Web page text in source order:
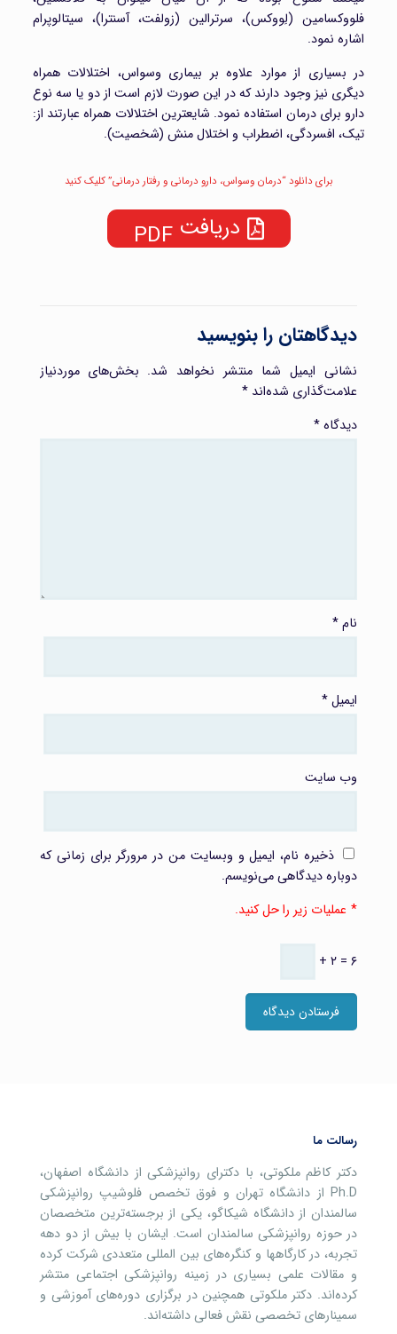
فلووکسامین (لِووکس)، سرترالین (زولفت، آسنترا)، سیتالوپرام
اشاره نمود.
در بسیاری از موارد علاوه بر بیماری وسواس، اختلالات همراه
دیگری نیز وجود دارند که در این صورت لازم است از دو یا سه نوع
دارو برای درمان استفاده نمود. شایعترین اختلالات همراه عبارتند از:
تیک، افسردگی، اضطراب و اختلال منش (شخصیت).
برای دانلود “درمان وسواس، دارو درمانی و رفتار درمانی” کلیک کنید
دریافت
دیدگاهتان را بنویسید
نشانی ایمیل شما منتشر نخواهد شد. بخش‌های موردنیاز
علامت‌گذاری شده‌اند *
دیدگاه*
نام*
ایمیل*
وب‌ سایت
ذخیره نام، ایمیل و وبسایت من در مرورگر برای زمانی که
دوباره دیدگاهی می‌نویسم.
عملیات زیر را حل کنید.
+ ۲ = ۶
رسالت ما
دکتر کاظم ملکوتی، با دکترای روانپزشکی از دانشگاه اصفهان،
Ph.D از دانشگاه تهران و فوق تخصص فلوشیپ روانپزشکی
سالمندان از دانشگاه شیکاگو، یکی از برجسته‌ترین متخصصان
در حوزه روانپزشکی سالمندان است. ایشان با بیش از دو دهه
تجربه، در کارگاهها و کنگره‌های بین المللی متعددی شرکت کرده
و مقالات علمی بسیاری در زمینه روانپزشکی اجتماعی منتشر
کرده‌اند. دکتر ملکوتی همچنین در برگزاری دوره‌های آموزشی و
سمینارهای تخصصی نقش فعالی داشته‌اند.